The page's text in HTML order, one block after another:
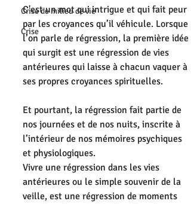
Crise de milieu de vie
Crise
C'est un mot qui intrigue et qui fait peur
par les croyances qu’il véhicule. Lorsque
l’on parle de régression, la première idée
qui surgit est une régression de vies
antérieures qui laisse à chacun vaquer à
ses propres croyances spirituelles.
Et pourtant, la régression fait partie de
nos journées et de nos nuits, inscrite à
l’intérieur de nos mémoires psychiques
et physiologiques.
Vivre une régression dans les vies
antérieures ou le simple souvenir de la
veille, est une régression de moments